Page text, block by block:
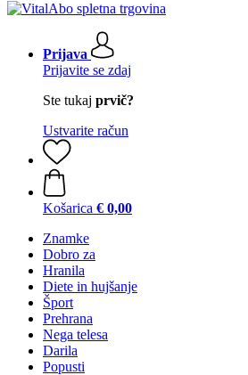
Prijava
Prijavite se zdaj
Ste tukaj prvič?
Ustvarite račun
Košarica € 0,00
Znamke
Dobro za
Hranila
Diete in hujšanje
Šport
Prehrana
Nega telesa
Darila
Popusti